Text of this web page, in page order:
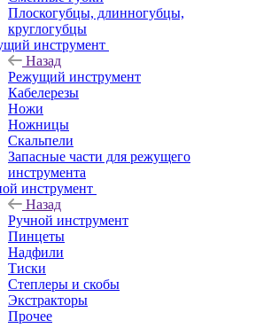
Плоскогубцы, длинногубцы,
круглогубцы
инструмент
Назад
Режущий инструмент
Кабелерезы
Ножи
Ножницы
Скальпели
Запасные части для режущего
инструмента
инструмент
Назад
Ручной инструмент
Пинцеты
Надфили
Тиски
Степлеры и скобы
Экстракторы
Прочее